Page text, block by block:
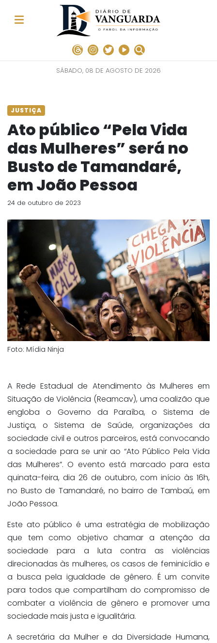
SÁBADO, 08 DE AGOSTO DE 2026
JUSTIÇA
Ato público “Pela Vida
das Mulheres” será no
Busto de Tamandaré,
em João Pessoa
24 de outubro de 2023
Foto: Mídia Ninja
A Rede Estadual de Atendimento às Mulheres em
Situação de Violência (Reamcav), uma coalizão que
engloba o Governo da Paraíba, o Sistema de
Justiça, o Sistema de Saúde, organizações da
sociedade civil e outros parceiros, está convocando
a sociedade para se unir ao “Ato Público Pela Vida
das Mulheres”. O evento está marcado para esta
quinata-feira, dia 26 de outubro, com início às 16h,
no Busto de Tamandaré, no bairro de Tambaú, em
João Pessoa.
Este ato público é uma estratégia de mobilização
que tem como objetivo chamar a atenção da
sociedade para a luta contra as violências
direcionadas às mulheres, os casos de feminicídio e
a busca pela igualdade de gênero. É um convite
para todos que compartilham do compromisso de
combater a violência de gênero e promover uma
sociedade mais justa e igualitária.
A secretária da Mulher e da Diversidade Humana,